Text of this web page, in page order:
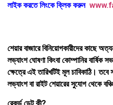
লাইক করতে লিংকে ক্লিক করুন
শেয়ার বাজারে বিনিয়োগকারীদের কাছে
লভ্যাংশ ঘোষণা কিংবা কোম্পানির বার্ষিক
ক্ষেত্রে এই তারিখটিই মূল চাবিকাঠি।
লভ্যাংশ বা রাইট শেয়ারের সুযোগ থেকে